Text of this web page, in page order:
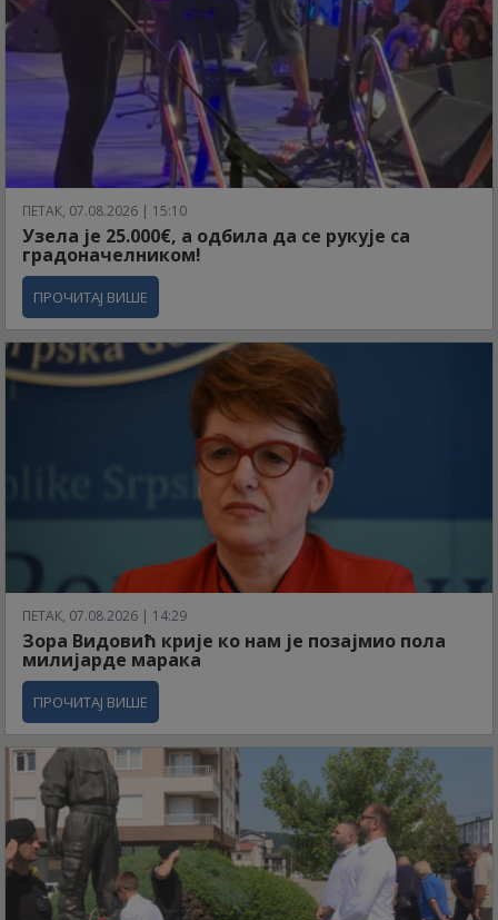
ПЕТАК, 07.08.2026 | 15:10
Узела је 25.000€, а одбила да се рукује са
градоначелником!
ПРОЧИТАЈ ВИШЕ
ПЕТАК, 07.08.2026 | 14:29
Зора Видовић крије ко нам је позајмио пола
милијарде марака
ПРОЧИТАЈ ВИШЕ